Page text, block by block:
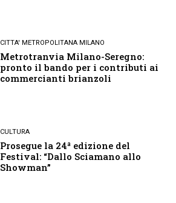
CITTA' METROPOLITANA MILANO
Metrotranvia Milano-Seregno:
pronto il bando per i contributi ai
commercianti brianzoli
CULTURA
Prosegue la 24ª edizione del
Festival: “Dallo Sciamano allo
Showman”